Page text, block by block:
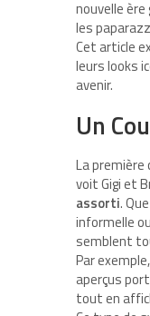
nouvelle
les
Cet article
leurs looks
avenir.
Un
La première
voit Gigi et
assorti.
informelle
semblent
Par
aperçus
tout en